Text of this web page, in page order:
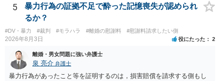
償金の支払いが必要になります。
5
暴力行為の証拠不足で酔った記憶喪失が認められ
るか？
#DV・暴力 #裁判 #モラハラ #離婚の慰謝料 #慰謝料請求したい側
2026年8月3日 役にたった 2
離婚・男女問題に強い弁護士
泉 亮介 弁護士
暴力行為があったこと等を証明するのは，損害賠償を請求する側もし